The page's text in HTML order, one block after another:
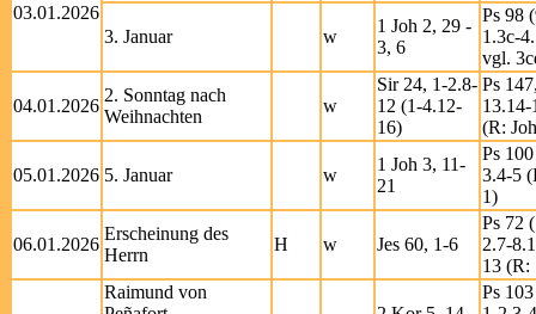
03.01.2026
3. Januar w
1 Joh 2, 29 -
3, 6
Ps 98
1.3c-
vgl.
04.01.2026
2. Sonntag nach
Weihnachten
w
Sir 24, 1-2.8-
12 (1-4.12-
16)
Ps
13.14-
(R:
05.01.2026 5. Januar w
1 Joh 3, 11-
21
Ps
3.4-5
1)
06.01.2026
Erscheinung des
Herrn
H w Jes 60, 1-6
Ps 72
2.7-
13 (R:
Raimund von
Ps